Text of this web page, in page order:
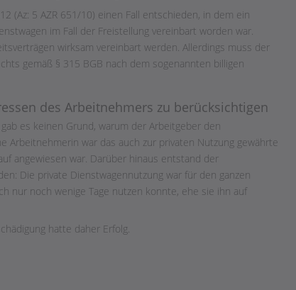
(Az: 5 AZR 651/10) einen Fall entschieden, in dem ein
im Fall der Freistellung vereinbart worden war.
wirksam vereinbart werden. Allerdings muss der
gemäß § 315 BGB nach dem sogenannten billigen
des Arbeitnehmers zu berücksichtigen
es keinen Grund, warum der Arbeitgeber den
war das auch zur privaten Nutzung gewährte
angewiesen war. Darüber hinaus entstand der
Die private Dienstwagennutzung war für den ganzen
nur noch wenige Tage nutzen konnte, ehe sie ihn auf
hatte daher Erfolg.